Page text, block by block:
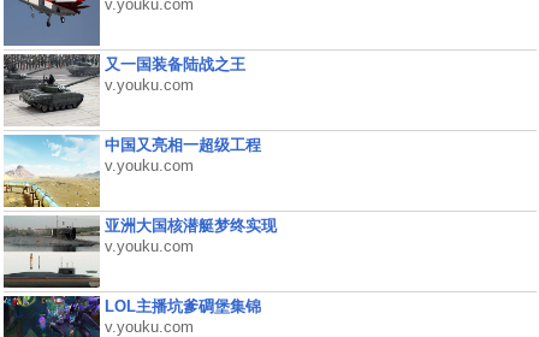
v.youku.com
又一国装备陆战之王
v.youku.com
中国又亮相一超级工程
v.youku.com
亚洲大国核潜艇梦终实现
v.youku.com
LOL主播坑爹碉堡集锦
v.youku.com